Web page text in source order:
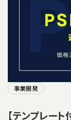
事業開発
【テンプレー